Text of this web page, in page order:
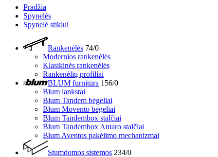
Pradžia
Spynelės
Spynelė stiklui
Rankenėlės 74/0
Modernios rankenėlės
Klasikinės rankenėlės
Rankenėlių profiliai
BLUM furnitūra 156/0
Blum lankstai
Blum Tandem bėgeliai
Blum Movento bėgeliai
Blum Tandembox stalčiai
Blum Tandembox Antaro stalčiai
Blum Aventos pakėlimo mechanizmai
Stumdomos sistemos 234/0